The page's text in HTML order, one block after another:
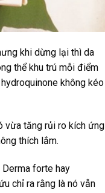
khi dừng lại thì da
thể khu trú mỗi điểm
không kéo
vừa tăng rủi ro kích ứng
thích lắm.
forte hay
chỉ ra rằng là nó vẫn